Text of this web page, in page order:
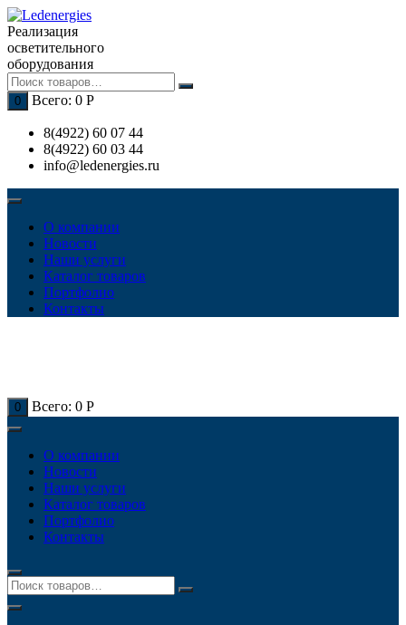
Перейти
к
содержимому
Реализация
осветительного
оборудования
0 Всего: 0 Р
8(4922) 60 07 44
8(4922) 60 03 44
info@ledenergies.ru
О компании
Новости
Наши услуги
Каталог товаров
Портфолио
Контакты
0 Всего: 0 Р
О компании
Новости
Наши услуги
Каталог товаров
Портфолио
Контакты